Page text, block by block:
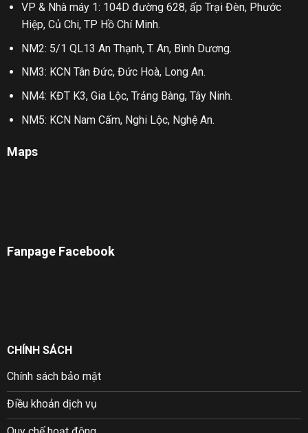
VP & Nhà máy 1: 104D đường 628, ấp Trại Đèn, Phước
Hiệp, Củ Chi, TP Hồ Chí Minh.
NM2: 5/1 QL13 An Thạnh, T. An, Bình Dương.
NM3: KCN Tân Đức, Đức Hoà, Long An.
NM4: KĐT K3, Gia Lộc, Trảng Bàng, Tây Ninh.
NM5: KCN Nam Cấm, Nghi Lộc, Nghệ An.
Maps
Fanpage Facebook
CHÍNH SÁCH
Chính sách bảo mật
Điều khoản dịch vụ